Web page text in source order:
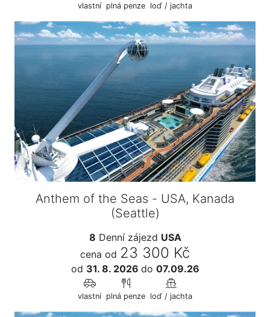
vlastní plná penze loď / jachta
Anthem of the Seas - USA, Kanada
(Seattle)
8 Denní zájezd USA
cena od 23 300 Kč
od 31. 8. 2026 do 07.09.26
vlastní plná penze loď / jachta